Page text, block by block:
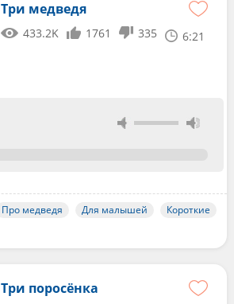
Три медведя
433.2K 1761 335 6:21
Про медведя Для малышей
Короткие
Три поросёнка